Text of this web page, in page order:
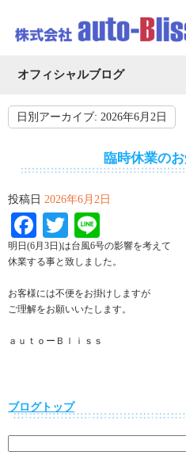
オフィシャルブログ
日別アーカイブ: 2026年6月2日
臨時休業の
投稿日 2026年6月2日
Facebook
Twitter
明日(6月3日)は台風6号の影響を考えて
休業する事と致しました。
お客様には不便をお掛けしますが
ご理解をお願いいたします。
ａｕｔｏーＢｌｉｓｓ
ブログトップ